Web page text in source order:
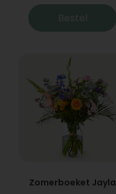
Bestel
Zomerboeket Jayla